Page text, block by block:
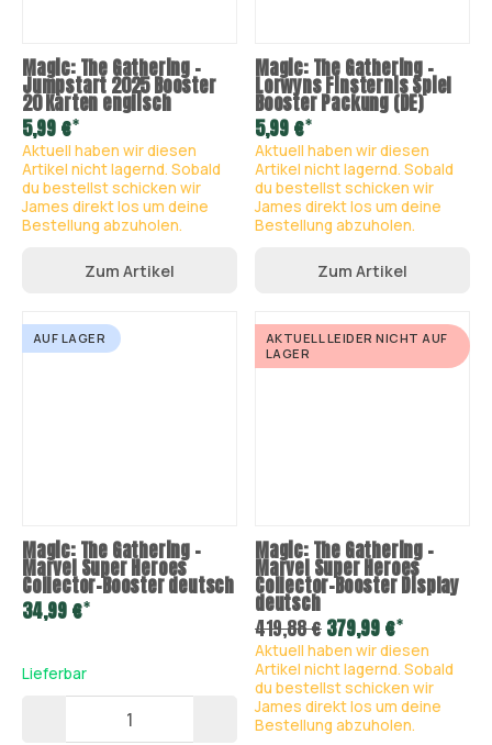
Magic: The Gathering –
Jumpstart 2025 Booster
20 Karten englisch
5,99 €*
Aktuell haben wir diesen
Artikel nicht lagernd. Sobald
du bestellst schicken wir
James direkt los um deine
Bestellung abzuholen.
Zum Artikel
Magic: The Gathering –
Lorwyns Finsternis Spiel
Booster Packung (DE)
5,99 €*
Aktuell haben wir diesen
Artikel nicht lagernd. Sobald
du bestellst schicken wir
James direkt los um deine
Bestellung abzuholen.
Zum Artikel
AUF LAGER
Magic: The Gathering –
Marvel Super Heroes
Collector-Booster deutsch
34,99 €*
Lieferbar
AKTUELL LEIDER NICHT AUF
LAGER
Magic: The Gathering –
Marvel Super Heroes
Collector-Booster Display
deutsch
419,88 €379,99 €*
Aktuell haben wir diesen
Artikel nicht lagernd. Sobald
du bestellst schicken wir
James direkt los um deine
Bestellung abzuholen.